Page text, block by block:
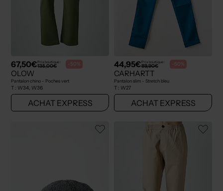
67,50€Prix boutique :
135,00€ -50%
OLOW
Pantalon chino - Poches vert
T : W34, W36
ACHAT EXPRESS
44,95€Prix boutique :
89,90€ -50%
CARHARTT
Pantalon slim - Stretch bleu
T : W27
ACHAT EXPRESS